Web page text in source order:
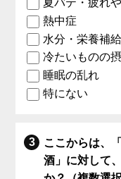
夏バテ・疲れ
熱中症
水分・栄養補給
冷たいものの
睡眠の乱れ
特にない
ここからは、
酒」に対して